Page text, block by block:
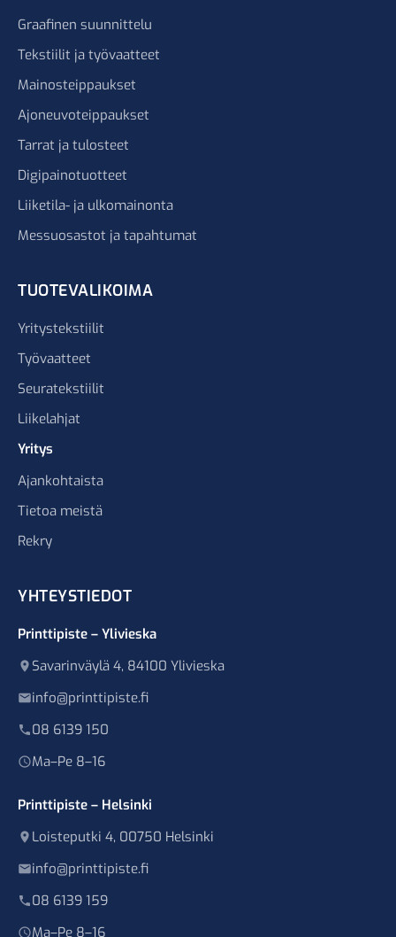
Graafinen suunnittelu
Tekstiilit ja työvaatteet
Mainosteippaukset
Ajoneuvoteippaukset
Tarrat ja tulosteet
Digipainotuotteet
Liiketila- ja ulkomainonta
Messuosastot ja tapahtumat
TUOTEVALIKOIMA
Yritystekstiilit
Työvaatteet
Seuratekstiilit
Liikelahjat
Yritys
Ajankohtaista
Tietoa meistä
Rekry
YHTEYSTIEDOT
Printtipiste – Ylivieska
Savarinväylä 4, 84100 Ylivieska
info@printtipiste.fi
08 6139 150
Ma–Pe 8–16
Printtipiste – Helsinki
Loisteputki 4, 00750 Helsinki
info@printtipiste.fi
08 6139 159
Ma–Pe 8–16